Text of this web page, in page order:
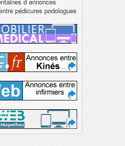
pédicures podologues